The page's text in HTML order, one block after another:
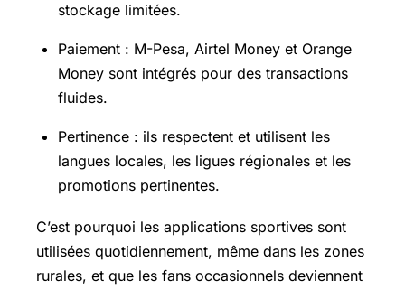
stockage limitées.
Paiement : M-Pesa, Airtel Money et Orange
Money sont intégrés pour des transactions
fluides.
Pertinence : ils respectent et utilisent les
langues locales, les ligues régionales et les
promotions pertinentes.
C’est pourquoi les applications sportives sont
utilisées quotidiennement, même dans les zones
rurales, et que les fans occasionnels deviennent